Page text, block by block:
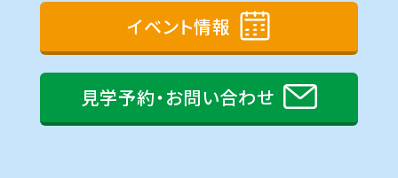
イベント情報
見学予約・お問い合わせ